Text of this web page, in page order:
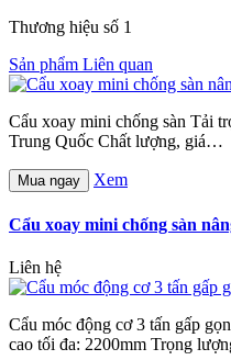
Thương hiệu số 1
Sản phẩm Liên quan
Cẩu xoay mini chống sàn Tải
Trung Quốc Chất lượng, giá…
Mua ngay Xem
Cẩu xoay mini chống sàn
Liên hệ
Cẩu móc động cơ 3 tấn gấp
cao tối đa: 2200mm Trọng